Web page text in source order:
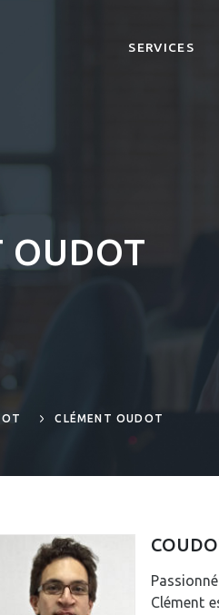
SERVICES
OUDOT
CLÉMENT OUDOT
Clément